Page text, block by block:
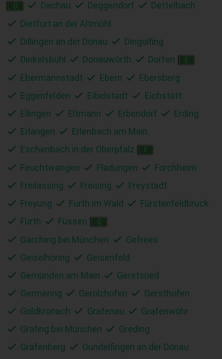
D Dachau Deggendorf
Dettelbach
Dietfurt an der Altmühl
Dillingen an der Donau
Dingolfing
Dinkelsbühl
Donauwörth Dorfen E
Ebermannstadt Ebern
Ebersberg
Eggenfelden
Eibelstadt
Eichstätt
Ellingen
Eltmann Erbendorf
Erding
Erlangen
Erlenbach am Main
Eschenbach in der Oberpfalz
F
Feuchtwangen Fladungen
Forchheim
Freilassing
Freising
Freystadt
Freyung
Furth im Wald
Fürstenfeldbruck
Fürth
Füssen G
Garching bei München
Gefrees
Geiselhöring
Geisenfeld
Gemünden am Main
Geretsried
Germering
Gerolzhofen
Gersthofen
Goldkronach
Grafenau
Grafenwöhr
Grafing bei München
Greding
Gräfenberg
Gundelfingen an der Donau